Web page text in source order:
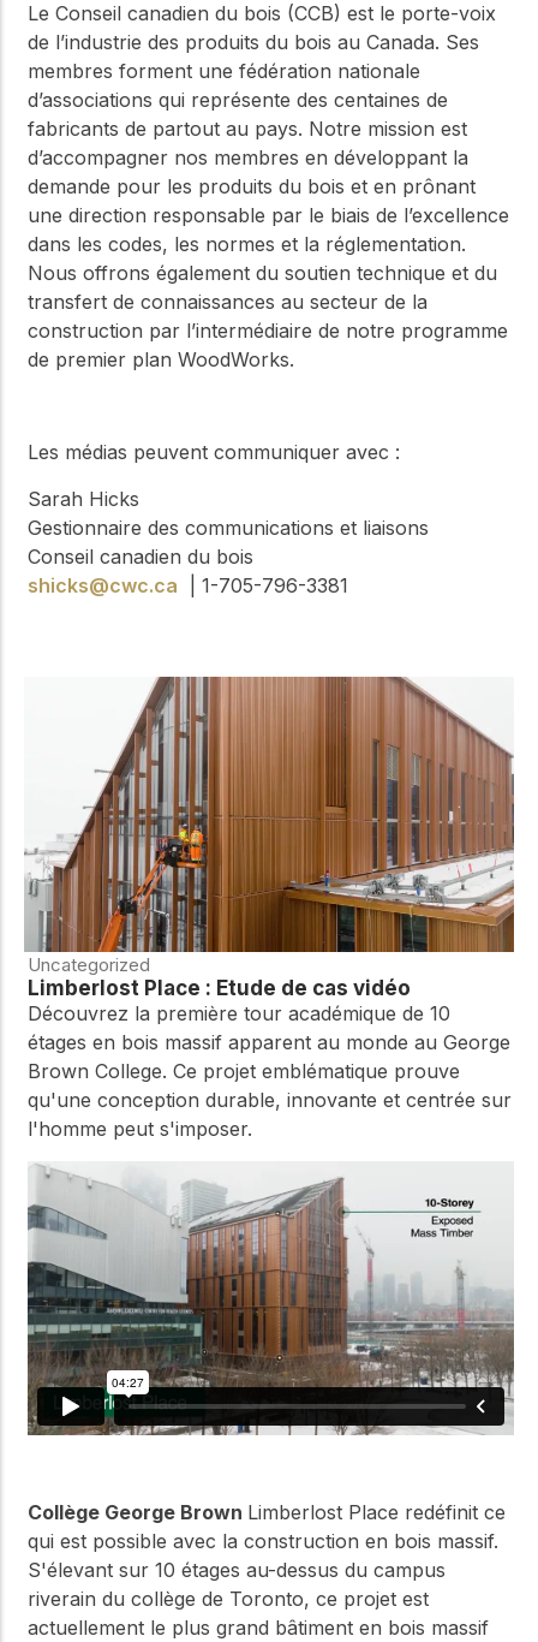
Le Conseil canadien du bois (CCB) est le porte-voix
de l’industrie des produits du bois au Canada. Ses
membres forment une fédération nationale
d’associations qui représente des centaines de
fabricants de partout au pays. Notre mission est
d’accompagner nos membres en développant la
demande pour les produits du bois et en prônant
une direction responsable par le biais de l’excellence
dans les codes, les normes et la réglementation.
Nous offrons également du soutien technique et du
transfert de connaissances au secteur de la
construction par l’intermédiaire de notre programme
de premier plan WoodWorks.
Les médias peuvent communiquer avec :
Sarah Hicks
Gestionnaire des communications et liaisons
Conseil canadien du bois
shicks@cwc.ca | 1-705-796-3381
Uncategorized
Limberlost Place : Étude de cas vidéo
Découvrez la première tour académique de 10
étages en bois massif apparent au monde au George
Brown College. Ce projet emblématique prouve
qu'une conception durable, innovante et centrée sur
l'homme peut s'imposer.
Collège George Brown Limberlost Place redéfinit ce
qui est possible avec la construction en bois massif.
S'élevant sur 10 étages au-dessus du campus
riverain du collège de Toronto, ce projet est
actuellement le plus grand bâtiment en bois massif